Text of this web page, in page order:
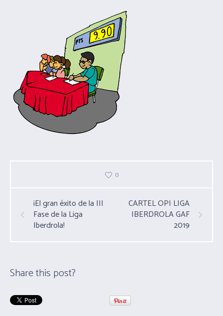
0
¡El gran éxito de la III
Fase de la Liga
Iberdrola!
CARTEL OPI LIGA
IBERDROLA GAF
2019
Share this post?